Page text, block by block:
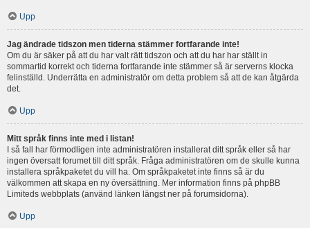
Upp
Jag ändrade tidszon men tiderna stämmer fortfarande inte!
Om du är säker på att du har valt rätt tidszon och att du har har ställt in
sommartid korrekt och tiderna fortfarande inte stämmer så är serverns klocka
felinställd. Underrätta en administratör om detta problem så att de kan åtgärda
det.
Upp
Mitt språk finns inte med i listan!
I så fall har förmodligen inte administratören installerat ditt språk eller så har
ingen översatt forumet till ditt språk. Fråga administratören om de skulle kunna
installera språkpaketet du vill ha. Om språkpaketet inte finns så är du
välkommen att skapa en ny översättning. Mer information finns på phpBB
Limiteds webbplats (använd länken längst ner på forumsidorna).
Upp